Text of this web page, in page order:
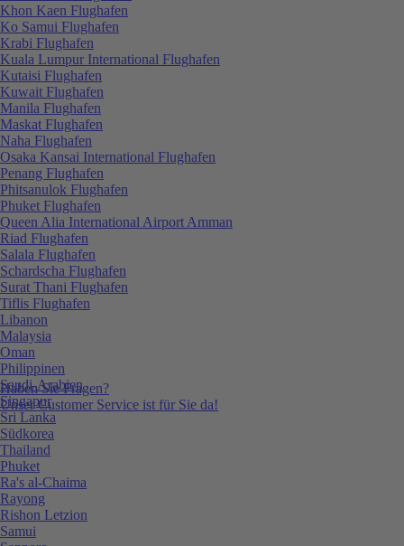
Haben Sie Fragen?
Unser Customer Service ist für Sie da!
Khon Kaen Flughafen
Ko Samui Flughafen
Krabi Flughafen
Kuala Lumpur International Flughafen
Kutaisi Flughafen
Kuwait Flughafen
Manila Flughafen
Maskat Flughafen
Naha Flughafen
Osaka Kansai International Flughafen
Penang Flughafen
Phitsanulok Flughafen
Phuket Flughafen
Queen Alia International Airport Amman
Riad Flughafen
Salala Flughafen
Schardscha Flughafen
Surat Thani Flughafen
Tiflis Flughafen
Libanon
Malaysia
Oman
Philippinen
Saudi-Arabien
Singapur
Sri Lanka
Südkorea
Thailand
Phuket
Ra's al-Chaima
Rayong
Rishon Letzion
Samui